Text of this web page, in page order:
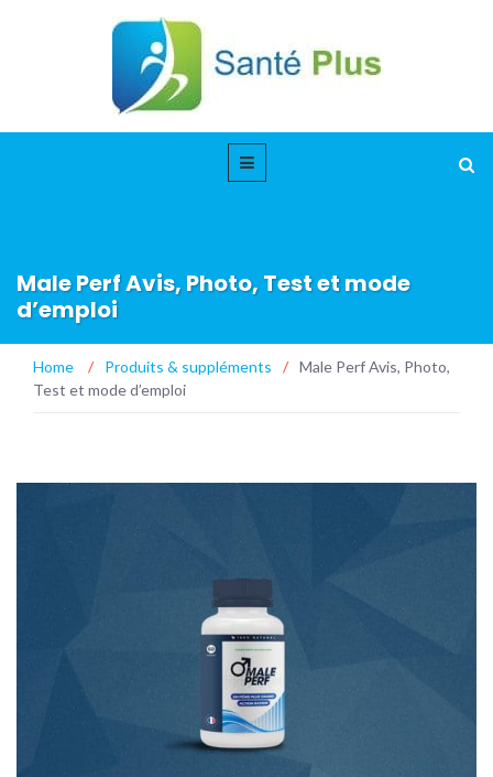
Male Perf Avis, Photo, Test et mode
d’emploi
Home / Produits & suppléments / Male Perf Avis, Photo,
Test et mode d’emploi